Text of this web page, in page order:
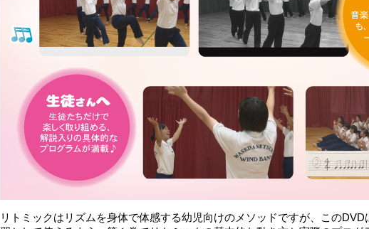
リトミックはリズムを身体で体感する幼児向けのメソッドですが、この